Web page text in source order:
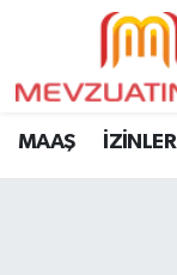
MAAŞ İZİNLER